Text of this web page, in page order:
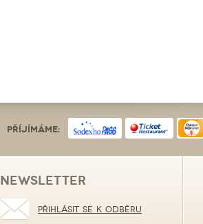
Příjímáme:
NEWSLETTER
Přihlásit se k odběru